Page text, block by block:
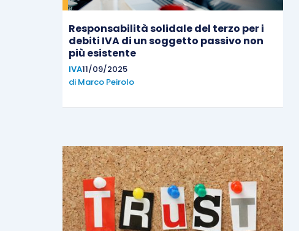
Responsabilità solidale del terzo per i
debiti IVA di un soggetto passivo non
più esistente
IVA11/09/2025
di Marco Peirolo